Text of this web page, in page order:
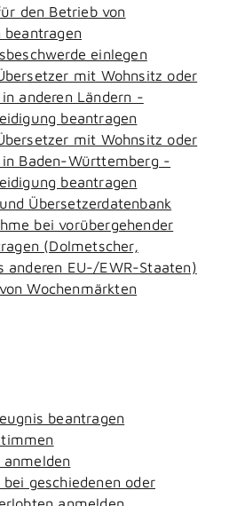
den Betrieb von
beantragen
einlegen
mit Wohnsitz oder
anderen Ländern -
beantragen
mit Wohnsitz oder
in Baden-Württemberg -
beantragen
Übersetzerdatenbank
bei vorübergehender
(Dolmetscher,
anderen EU-/EWR-Staaten)
Wochenmärkten
beantragen
geschiedenen oder